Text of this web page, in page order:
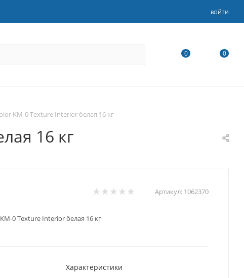
ВОЙТИ
0 0
KM-0 Texture Interior белая 16 кг
16 кг
Артикул: 1062370
0 Texture Interior белая 16 кг
Характеристики